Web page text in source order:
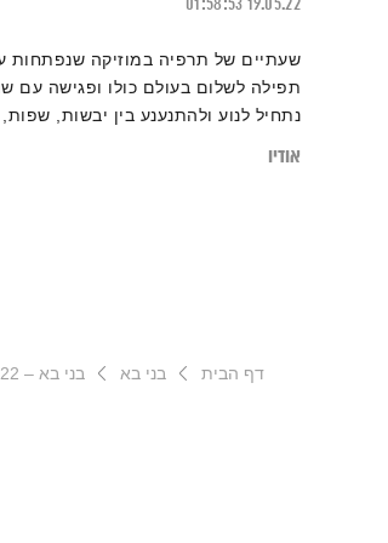
19.05.22
01:58:53
שעתיים של תרפיה במוזיקה שנפתחות
תפילה לשלום בעולם כולו ופגישה עם
נתחיל לנוע ולהתנענע בין יבשות,
אודיו
דף הבית בני בא בני בא – 25.8.22